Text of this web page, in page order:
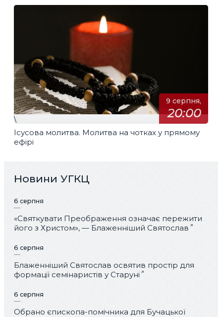
9 серпня,
20:00
\
Ісусова молитва. Молитва на чотках у прямому
ефірі
Новини УГКЦ
6 серпня
«Святкувати Преображення означає пережити
його з Христом», — Блаженніший Святослав
6 серпня
Блаженніший Святослав освятив простір для
формації семінаристів у Старуні
6 серпня
Обрано єпископа-помічника для Бучацької